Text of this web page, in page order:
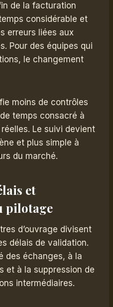
de la facturation
considérable et
erreurs liées aux
Pour des équipes qui
le changement
moins de contrôles
temps consacré à
réelles. Le suivi devient
et plus simple à
du marché.
et
pilotage
d’ouvrage divisent
délais de validation.
des échanges, à la
et à la suppression de
intermédiaires.